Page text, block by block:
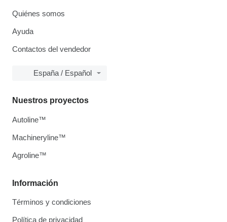
Quiénes somos
Ayuda
Contactos del vendedor
España / Español
Información
Términos y condiciones
Política de privacidad
Nuestros proyectos
Autoline™
Machineryline™
Agroline™